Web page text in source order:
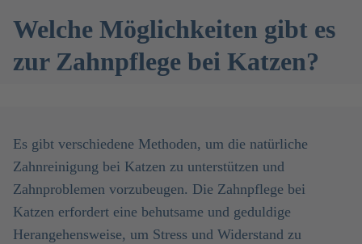
Welche Möglichkeiten gibt es
zur Zahnpflege bei Katzen?
Es gibt verschiedene Methoden, um die natürliche
Zahnreinigung bei Katzen zu unterstützen und
Zahnproblemen vorzubeugen. Die Zahnpflege bei
Katzen erfordert eine behutsame und geduldige
Herangehensweise, um Stress und Widerstand zu